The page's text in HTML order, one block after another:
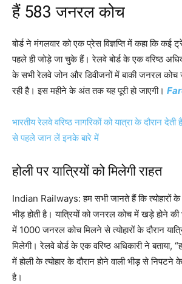
हैं 583 जनरल कोच
बोर्ड ने मंगलवार को एक प्रेस विज्ञप्ति में कहा कि
पहले ही जोड़े जा चुके हैं। रेलवे बोर्ड के एक वरिष्ठ
के सभी रेलवे जोन और डिवीजनों में बाकी जनरल कोच
रही है। इस महीने के अंत तक यह पूरी हो जाएगी।
भारतीय रेलवे वरिष्ठ नागरिकों को यात्रा के दौरान
से पहले जान लें इनके बारे में
होली पर यात्रियों को मिलेगी राहत
Indian Railways: हम सभी जानते हैं कि त्योहारों के
भीड़ होती है। यात्रियों को जनरल कोच में खड़े होने
में 1000 जनरल कोच मिलने से त्योहारों के दौरान
मिलेगी। रेलवे बोर्ड के एक वरिष्ठ अधिकारी ने
में होली के त्योहार के दौरान होने वाली भीड़ से निपटने
है।